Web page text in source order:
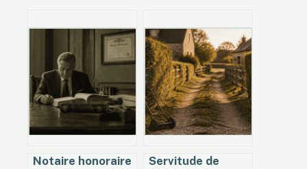
Notaire honoraire
Servitude de